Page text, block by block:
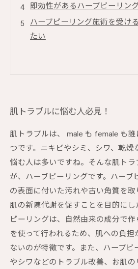
即効性があるハーブピーリン
ハーブピーリング施術を受け
たい
肌トラブルに悩む人必見！
肌トラブルは、 male も female も
つです。ニキビやシミ、シワ、乾燥
悩む人は多いですね。そんな肌トラ
が、ハーブピーリングです。ハーブ
の表面に付いた汚れや古い角質を取
肌の新陳代謝を促すことを目的にし
ピーリングは、自然由来の成分で
を使って行われるため、肌への負担
ないのが特徴です。また、ハーブピ
やシワなどのトラブル改善、お肌